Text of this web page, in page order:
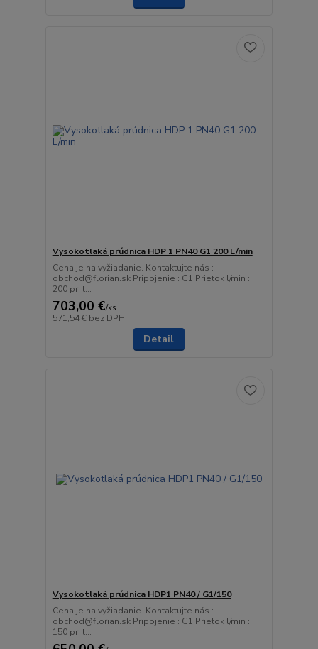
Vysokotlaká prúdnica HDP 1 PN40 G1 200 L/min
Cena je na vyžiadanie. Kontaktujte nás :
obchod@florian.sk Pripojenie : G1 Prietok l/min :
200 pri t...
703,00 €/ks
571,54 € bez DPH
Detail
Vysokotlaká prúdnica HDP1 PN40 / G1/150
Cena je na vyžiadanie. Kontaktujte nás :
obchod@florian.sk Pripojenie : G1 Prietok l/min :
150 pri t...